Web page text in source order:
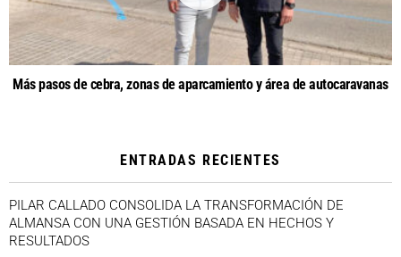
Más pasos de cebra, zonas de aparcamiento y área de autocaravanas
ENTRADAS RECIENTES
PILAR CALLADO CONSOLIDA LA TRANSFORMACIÓN DE
ALMANSA CON UNA GESTIÓN BASADA EN HECHOS Y
RESULTADOS